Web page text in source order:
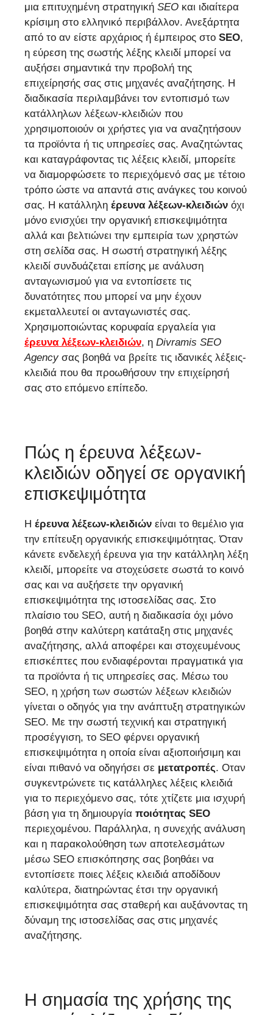
μια επιτυχημένη στρατηγική SEO και ιδιαίτερα
κρίσιμη στο ελληνικό περιβάλλον. Ανεξάρτητα
από το αν είστε αρχάριος ή έμπειρος στο SEO,
η εύρεση της σωστής λέξης κλειδί μπορεί να
αυξήσει σημαντικά την προβολή της
επιχείρησής σας στις μηχανές αναζήτησης. Η
διαδικασία περιλαμβάνει τον εντοπισμό των
κατάλληλων λέξεων-κλειδιών που
χρησιμοποιούν οι χρήστες για να αναζητήσουν
τα προϊόντα ή τις υπηρεσίες σας. Αναζητώντας
και καταγράφοντας τις λέξεις κλειδί, μπορείτε
να διαμορφώσετε το περιεχόμενό σας με τέτοιο
τρόπο ώστε να απαντά στις ανάγκες του κοινού
σας. Η κατάλληλη έρευνα λέξεων-κλειδιών όχι
μόνο ενισχύει την οργανική επισκεψιμότητα
αλλά και βελτιώνει την εμπειρία των χρηστών
στη σελίδα σας. Η σωστή στρατηγική λέξης
κλειδί συνδυάζεται επίσης με ανάλυση
ανταγωνισμού για να εντοπίσετε τις
δυνατότητες που μπορεί να μην έχουν
εκμεταλλευτεί οι ανταγωνιστές σας.
Χρησιμοποιώντας κορυφαία εργαλεία για
έρευνα λέξεων-κλειδιών, η Divramis SEO
Agencyσας βοηθά να βρείτε τις ιδανικές λέξεις-
κλειδιά που θα προωθήσουν την επιχείρησή
σας στο επόμενο επίπεδο.
Πώς η έρευνα λέξεων-
κλειδιών οδηγεί σε οργανική
επισκεψιμότητα
Η έρευνα λέξεων-κλειδιών είναι το θεμέλιο για
την επίτευξη οργανικής επισκεψιμότητας. Όταν
κάνετε ενδελεχή έρευνα για την κατάλληλη λέξη
κλειδί, μπορείτε να στοχεύσετε σωστά το κοινό
σας και να αυξήσετε την οργανική
επισκεψιμότητα της ιστοσελίδας σας. Στο
πλαίσιο του SEO, αυτή η διαδικασία όχι μόνο
βοηθά στην καλύτερη κατάταξη στις μηχανές
αναζήτησης, αλλά αποφέρει και στοχευμένους
επισκέπτες που ενδιαφέρονται πραγματικά για
τα προϊόντα ή τις υπηρεσίες σας. Μέσω του
SEO, η χρήση των σωστών λέξεων κλειδιών
γίνεται ο οδηγός για την ανάπτυξη στρατηγικών
SEO. Με την σωστή τεχνική και στρατηγική
προσέγγιση, το SEO φέρνει οργανική
επισκεψιμότητα η οποία είναι αξιοποιήσιμη και
είναι πιθανό να οδηγήσει σε μετατροπές. Οταν
συγκεντρώνετε τις κατάλληλες λέξεις κλειδιά
για το περιεχόμενο σας, τότε χτίζετε μια ισχυρή
βάση για τη δημιουργία ποιότητας SEO
περιεχομένου. Παράλληλα, η συνεχής ανάλυση
και η παρακολούθηση των αποτελεσμάτων
μέσω SEO επισκόπησης σας βοηθάει να
εντοπίσετε ποιες λέξεις κλειδιά αποδίδουν
καλύτερα, διατηρώντας έτσι την οργανική
επισκεψιμότητα σας σταθερή και αυξάνοντας τη
δύναμη της ιστοσελίδας σας στις μηχανές
αναζήτησης.
Η σημασία της χρήσης της